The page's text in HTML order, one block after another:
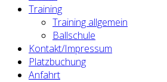
Training
Training allgemein
Ballschule
Kontakt/Impressum
Platzbuchung
Anfahrt